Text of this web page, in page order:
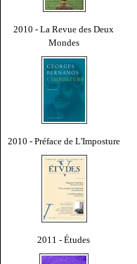
2010 - La Revue des Deux
Mondes
2010 - Préface de L'Imposture
2011 - Études